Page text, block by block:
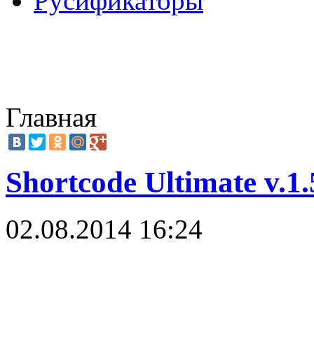
Главная
Shortcode Ultimate
02.08.2014 16:24